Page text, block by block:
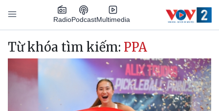
Nhảy đến nội dung
RadioPodcastMultimedia
Main navigation
Từ khóa tìm kiếm: PPA